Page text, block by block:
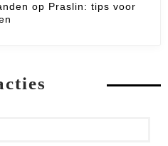
op Praslin: tips voor